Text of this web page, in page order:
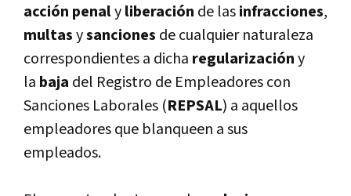
acción penalyliberación de lasinfracciones,
multasysanciones de cualquier naturaleza
correspondientes a dicha regularizacióny
la baja del Registro de Empleadores con
Sanciones Laborales (REPSAL) a aquellos
empleadores que blanqueen a sus
empleados.